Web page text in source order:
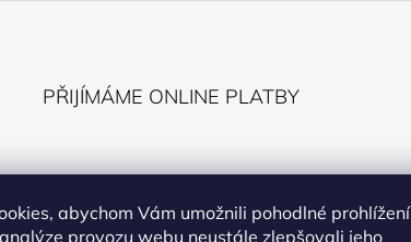
abychom Vám umožnili pohodlné prohlížení
provozu webu neustále zlepšovali jeho
PŘIJÍMÁME ONLINE PLATBY